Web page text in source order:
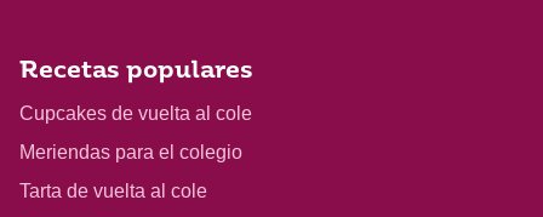
Recetas populares
Cupcakes de vuelta al cole
Meriendas para el colegio
Tarta de vuelta al cole